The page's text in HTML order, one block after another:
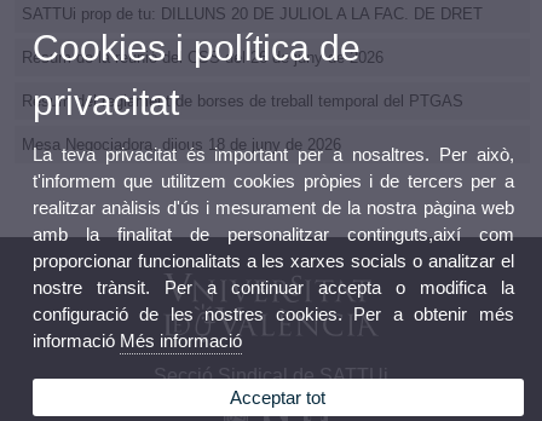
SATTUi prop de tu: DILLUNS 20 DE JULIOL A LA FAC. DE DRET
Resum de la reunió del CSS del 26 de juny de 2026
Resum del reglament de borses de treball temporal del PTGAS
Mesa Negociadora, dijous 18 de juny de 2026
Secció Sindical de SATTUi
Cookies i política de
privacitat
La teva privacitat és important per a nosaltres. Per això,
t'informem que utilitzem cookies pròpies i de tercers per a
realitzar anàlisis d'ús i mesurament de la nostra pàgina web
amb la finalitat de personalitzar continguts,així com
proporcionar funcionalitats a les xarxes socials o analitzar el
nostre trànsit. Per a continuar accepta o modifica la
configuració de les nostres cookies. Per a obtenir més
informació Més informació
Acceptar tot